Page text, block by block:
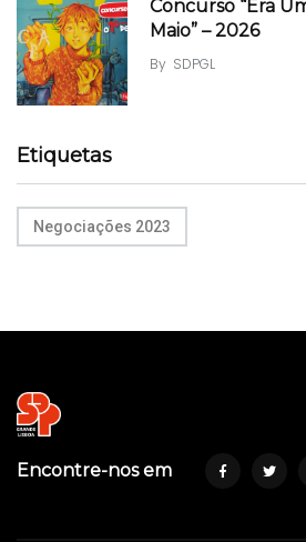
Concurso “Era
Maio” – 2026
By SDPGL
Etiquetas
Negociações 2023
Encontre-nos em